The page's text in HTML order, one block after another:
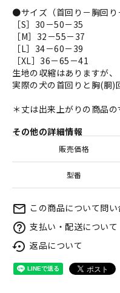
●サイズ（首回り－胸回り
［S］30－50－35
［M］32－55－37
［L］34－60－39
［XL］36－65－41
生地の収縮はありますが、
実際の犬の首回りと胸(胴)
＊丈は出来上がりの商品の
その他の詳細情報
販売価格
型番
mail_outline この商品について問い
help_outline 支払い・配送について
settings_backup_restore 返品について